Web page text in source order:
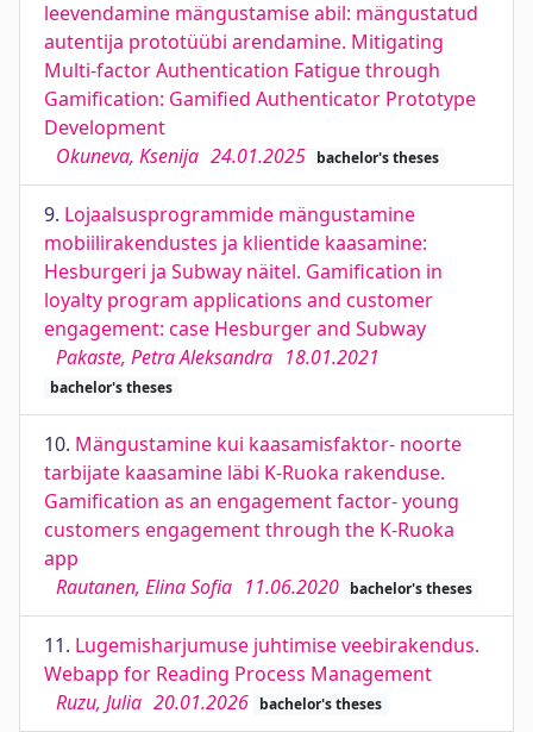
leevendamine mängustamise abil: mängustatud
autentija prototüübi arendamine. Mitigating
Multi-factor Authentication Fatigue through
Gamification: Gamified Authenticator Prototype
Development
Okuneva, Ksenija 24.01.2025 bachelor's theses
9. Lojaalsusprogrammide mängustamine
mobiilirakendustes ja klientide kaasamine:
Hesburgeri ja Subway näitel. Gamification in
loyalty program applications and customer
engagement: case Hesburger and Subway
Pakaste, Petra Aleksandra 18.01.2021
bachelor's theses
10. Mängustamine kui kaasamisfaktor- noorte
tarbijate kaasamine läbi K-Ruoka rakenduse.
Gamification as an engagement factor- young
customers engagement through the K-Ruoka
app
Rautanen, Elina Sofia 11.06.2020 bachelor's theses
11. Lugemisharjumuse juhtimise veebirakendus.
Webapp for Reading Process Management
Ruzu, Julia 20.01.2026 bachelor's theses